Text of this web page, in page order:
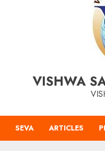
VISHWA
SEVA ARTICLES